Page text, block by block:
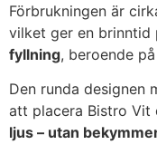
Förbrukningen är
vilket ger en brinntid
fyllning, beroende
Den runda
att placera Bistro Vit
ljus – utan